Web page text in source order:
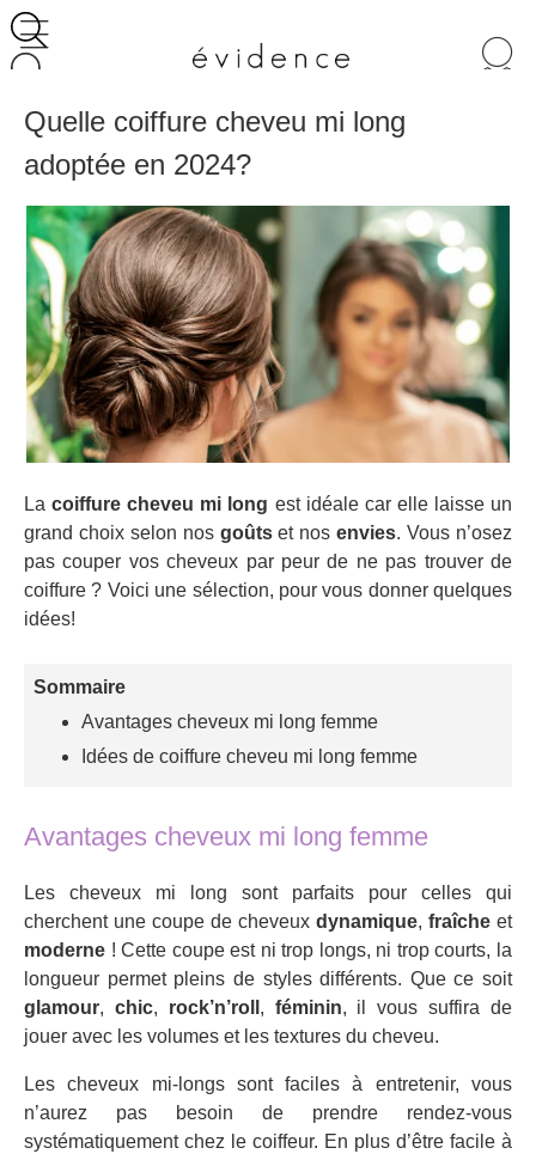
Quelle coiffure cheveu mi long
adoptée en 2024?
Lacoiffure cheveu mi long est idéale car elle laisse un
grand choix selon nos goûtset nosenvies. Vous n’osez
pas couper vos cheveux par peur de ne pas trouver de
coiffure ? Voici une sélection, pour vous donner quelques
idées!
Sommaire
Avantages cheveux mi long femme
Idées de coiffure cheveu mi long femme
Avantages cheveux mi long femme
Les cheveux mi long sont parfaits pour celles qui
cherchent une coupe de cheveux dynamique, fraîche et
moderne ! Cette coupe est ni trop longs, ni trop courts, la
longueur permet pleins de styles différents. Que ce soit
glamour, chic, rock’n’roll , féminin, il vous suffira de
jouer avec les volumes et les textures du cheveu.
Les cheveux mi-longs sont faciles à entretenir, vous
n’aurez pas besoin de prendre rendez-vous
systématiquement chez le coiffeur. En plus d’être facile à